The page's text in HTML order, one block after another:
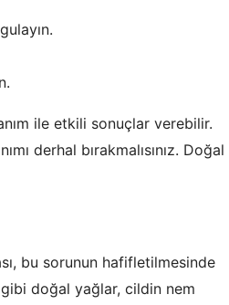
ile etkili sonuçlar verebilir.
derhal bırakmalısınız. Doğal
bu sorunun hafifletilmesinde
gibi doğal yağlar, cildin nem